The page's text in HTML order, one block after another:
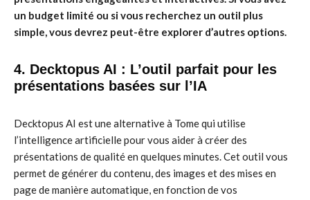
un budget limité ou si vous recherchez un outil plus
simple, vous devrez peut-être explorer d’autres options.
4. Decktopus AI : L’outil parfait pour les
présentations basées sur l’IA
Decktopus AI est une alternative à Tome qui utilise
l’intelligence artificielle pour vous aider à créer des
présentations de qualité en quelques minutes. Cet outil vous
permet de générer du contenu, des images et des mises en
page de manière automatique, en fonction de vos